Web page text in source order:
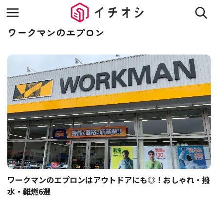
ワークマンのエプロン
ワークマンのエプロンはアウトドアにも◎！おしゃれ・撥
水・難燃6選